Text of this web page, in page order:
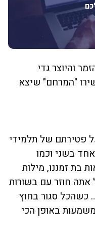
והיוצר גדי
"המרחם" שיצא
פטירתם של תלמידי
בשני וכמו
בת זמננו, מילות
חוזר עם בשורות
כשהכל סגור בחוץ
באופן הכי